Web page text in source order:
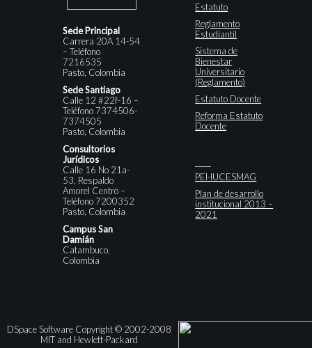
Sede Principal
Carrera 20A 14-54
– Teléfono
7216535
Pasto, Colombia
Sede Santiago
Calle 12 #22f-16 –
Teléfono 7374506-
7374505
Pasto, Colombia
Consultorios
Jurídicos
Calle 16 No 21a-
53, Respaldo
Amorel Centro –
Teléfono 7200352
Pasto, Colombia
Campus San
Damián
Catambuco,
Colombia
Estatuto
Reglamento
Estudiantil
Sistema de
Bienestar
Universitario
(Reglamento)
Estatuto Docente
Reforma Estatuto
Docente
PEI-IUCESMAG
Plan de desarrollo
institucional 2013 –
2021
DSpace Software Copyright © 2002-2008
MIT and Hewlett-Packard